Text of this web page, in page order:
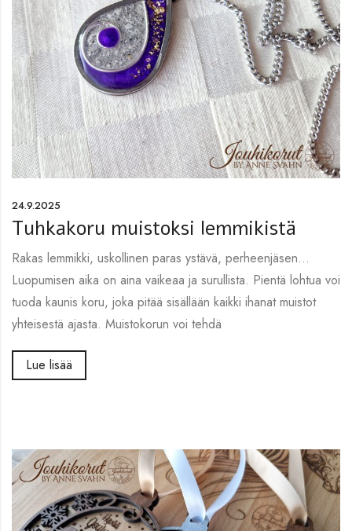
24.9.2025
Tuhkakoru muistoksi lemmikistä
Rakas lemmikki, uskollinen paras ystävä, perheenjäsen…
Luopumisen aika on aina vaikeaa ja surullista. Pientä lohtua voi
tuoda kaunis koru, joka pitää sisällään kaikki ihanat muistot
yhteisestä ajasta. Muistokorun voi tehdä
Lue lisää